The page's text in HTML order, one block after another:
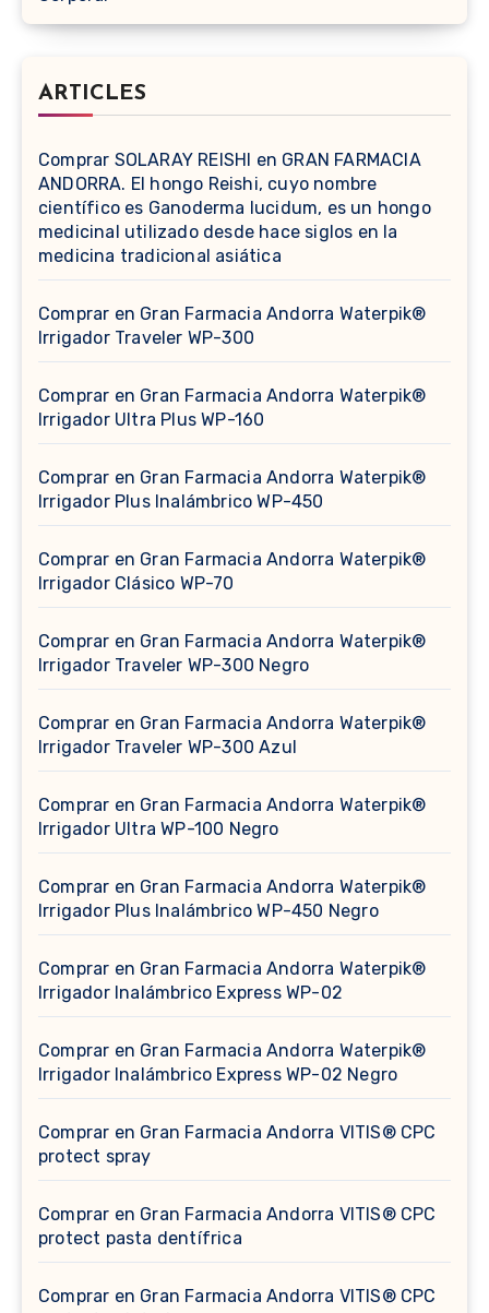
ARTICLES
Comprar SOLARAY REISHI en GRAN FARMACIA
ANDORRA. El hongo Reishi, cuyo nombre
científico es Ganoderma lucidum, es un hongo
medicinal utilizado desde hace siglos en la
medicina tradicional asiática
Comprar en Gran Farmacia Andorra Waterpik®
Irrigador Traveler WP-300
Comprar en Gran Farmacia Andorra Waterpik®
Irrigador Ultra Plus WP-160
Comprar en Gran Farmacia Andorra Waterpik®
Irrigador Plus Inalámbrico WP-450
Comprar en Gran Farmacia Andorra Waterpik®
Irrigador Clásico WP-70
Comprar en Gran Farmacia Andorra Waterpik®
Irrigador Traveler WP-300 Negro
Comprar en Gran Farmacia Andorra Waterpik®
Irrigador Traveler WP-300 Azul
Comprar en Gran Farmacia Andorra Waterpik®
Irrigador Ultra WP-100 Negro
Comprar en Gran Farmacia Andorra Waterpik®
Irrigador Plus Inalámbrico WP-450 Negro
Comprar en Gran Farmacia Andorra Waterpik®
Irrigador Inalámbrico Express WP-02
Comprar en Gran Farmacia Andorra Waterpik®
Irrigador Inalámbrico Express WP-02 Negro
Comprar en Gran Farmacia Andorra VITIS® CPC
protect spray
Comprar en Gran Farmacia Andorra VITIS® CPC
protect pasta dentífrica
Comprar en Gran Farmacia Andorra VITIS® CPC